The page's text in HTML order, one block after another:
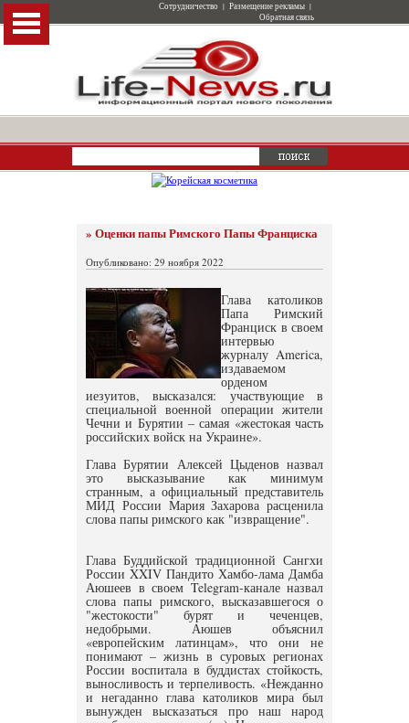
Сотрудничество | Размещение рекламы |
Обратная связь
» Оценки папы Римского Папы Франциска
Опубликовано: 29 ноября 2022
Глава католиков
Папа Римский
Франциск в своем
интервью
журналу America,
издаваемом
орденом
иезуитов, высказался: участвующие в
специальной военной операции жители
Чечни и Бурятии – самая «жестокая часть
российских войск на Украине».
Глава Бурятии Алексей Цыденов назвал
это высказывание как минимум
странным, а официальный представитель
МИД России Мария Захарова расценила
слова папы римского как "извращение".
Глава Буддийской традиционной Сангхи
России XXIV Пандито Хамбо-лама Дамба
Аюшеев в своем Telegram-канале назвал
слова папы римского, высказавшегося о
"жестокости" бурят и чеченцев,
недобрыми. Аюшев объяснил
«европейским латинцам», что они не
понимают – жизнь в суровых регионах
России воспитала в буддистах стойкость,
выносливость и терпеливость. «Нежданно
и негаданно глава католиков мира был
вынужден высказаться про наш народ